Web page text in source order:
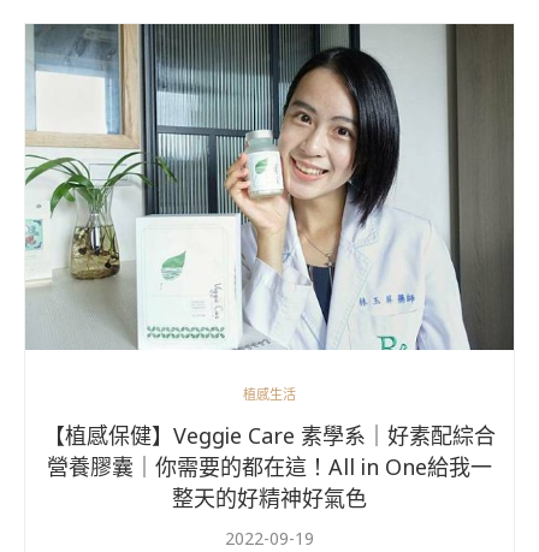
植感生活
【植感保健】Veggie Care 素學系｜好素配綜合
營養膠囊｜你需要的都在這！All in One給我一
整天的好精神好氣色
2022-09-19